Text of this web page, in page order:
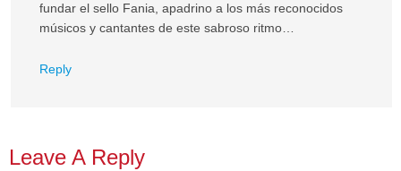
fundar el sello Fania, apadrino a los más reconocidos
músicos y cantantes de este sabroso ritmo…
Reply
Leave A Reply